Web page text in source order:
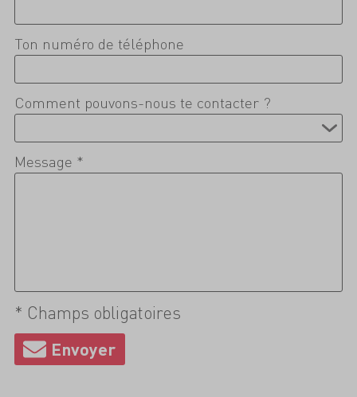
Ton numéro de téléphone
Comment pouvons-nous te contacter ?
Message *
* Champs obligatoires